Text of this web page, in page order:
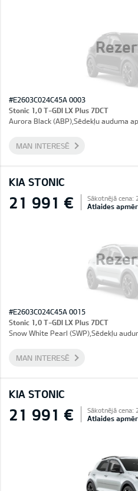
#E2603C024C45A 0003
Stonic 1,0 T-GDI LX Plus 7DCT
Aurora Black (ABP),Sēdekļu auduma
MAN INTERESĒ
KIA STONIC
21 991 € Sākotnējā cena:
Atlaides
#E2603C024C45A 0015
Stonic 1,0 T-GDI LX Plus 7DCT
Snow White Pearl (SWP),Sēdekļu
MAN INTERESĒ
KIA STONIC
21 991 € Sākotnējā cena:
Atlaides